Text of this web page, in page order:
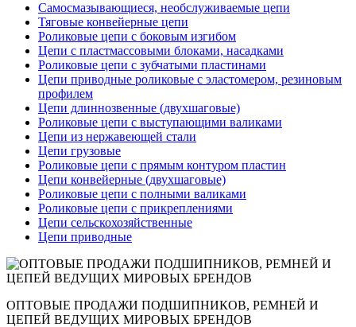
Самосмазывающиеся, необслуживаемые цепи
Тяговые конвейерные цепи
Роликовые цепи с боковым изгибом
Цепи с пластмассовыми блоками, насадками
Роликовые цепи с зубчатыми пластинами
Цепи приводные роликовые с эластомером, резиновым
профилем
Цепи длиннозвенные (двухшаговые)
Роликовые цепи с выступающими валиками
Цепи из нержавеющей стали
Цепи грузовые
Роликовые цепи с прямым контуром пластин
Цепи конвейерные (двухшаговые)
Роликовые цепи с полными валиками
Роликовые цепи с прикреплениями
Цепи сельскохозяйственные
Цепи приводные
ОПТОВЫЕ ПРОДАЖИ ПОДШИПНИКОВ, РЕМНЕЙ И
ЦЕПЕЙ ВЕДУЩИХ МИРОВЫХ БРЕНДОВ